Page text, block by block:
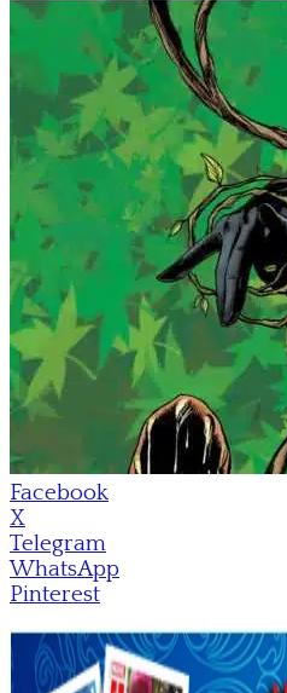
Facebook
X
Telegram
WhatsApp
Pinterest